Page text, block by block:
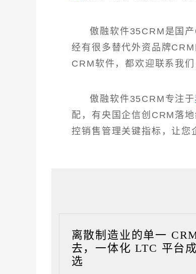
傲融软件35CRM是国
经有很多替代外资品牌
CRM软件，都欢迎联系我
傲融软件35CRM专注于
配，有央国企信创CRM落
控销售管理关键指标，让您
离散制造业的单一
去，一体化 LTC 平台
选